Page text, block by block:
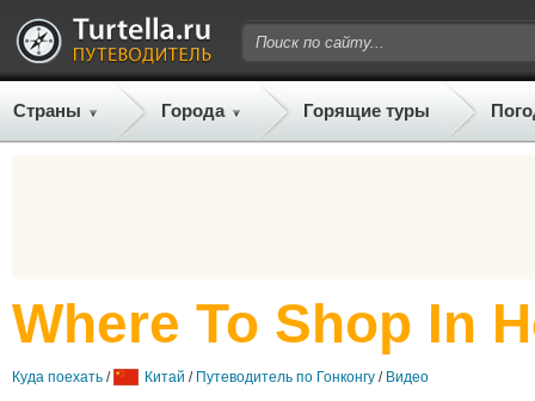
Страны Города Горящие туры
Where To Shop In
Куда поехать / Китай / Путеводитель по Гонконгу / Видео